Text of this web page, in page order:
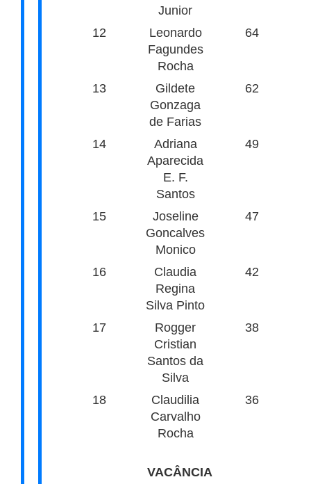
Junior
12
Leonardo
Fagundes
Rocha
64
13
Gildete
Gonzaga
de Farias
62
14
Adriana
Aparecida
E. F.
Santos
49
15
Joseline
Goncalves
Monico
47
16
Claudia
Regina
Silva Pinto
42
17
Rogger
Cristian
Santos da
Silva
38
18
Claudilia
Carvalho
Rocha
36
VACÂNCIA